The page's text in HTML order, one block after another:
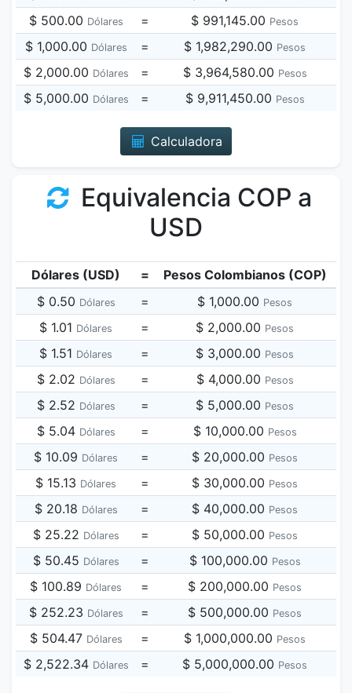
$ 500.00 Dólares = $ 991,145.00 Pesos
$ 1,000.00 Dólares = $ 1,982,290.00 Pesos
$ 2,000.00 Dólares = $ 3,964,580.00 Pesos
$ 5,000.00 Dólares = $ 9,911,450.00 Pesos
Calculadora
Equivalencia COP a
USD
Dólares (USD) =
Pesos Colombianos (COP)
$ 0.50 Dólares = $ 1,000.00 Pesos
$ 1.01 Dólares = $ 2,000.00 Pesos
$ 1.51 Dólares = $ 3,000.00 Pesos
$ 2.02 Dólares = $ 4,000.00 Pesos
$ 2.52 Dólares = $ 5,000.00 Pesos
$ 5.04 Dólares = $ 10,000.00 Pesos
$ 10.09 Dólares = $ 20,000.00 Pesos
$ 15.13 Dólares = $ 30,000.00 Pesos
$ 20.18 Dólares = $ 40,000.00 Pesos
$ 25.22 Dólares = $ 50,000.00 Pesos
$ 50.45 Dólares = $ 100,000.00 Pesos
$ 100.89 Dólares = $ 200,000.00 Pesos
$ 252.23 Dólares = $ 500,000.00 Pesos
$ 504.47 Dólares = $ 1,000,000.00 Pesos
$ 2,522.34 Dólares = $ 5,000,000.00 Pesos